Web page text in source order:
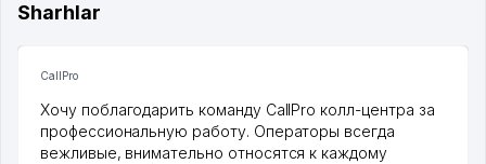
Sharhlar
CallPro
Хочу поблагодарить команду CallPro колл-центра за
профессиональную работу. Операторы всегда
вежливые, внимательно относятся к каждому